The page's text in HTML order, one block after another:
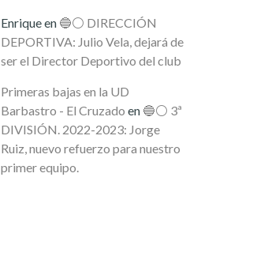
Enriqueen 🔵⚪️ DIRECCIÓN
DEPORTIVA: Julio Vela, dejará de
ser el Director Deportivo del club
Primeras bajas en la UD
Barbastro - El Cruzado en 🔵⚪️ 3ª
DIVISIÓN. 2022-2023: Jorge
Ruiz, nuevo refuerzo para nuestro
primer equipo.